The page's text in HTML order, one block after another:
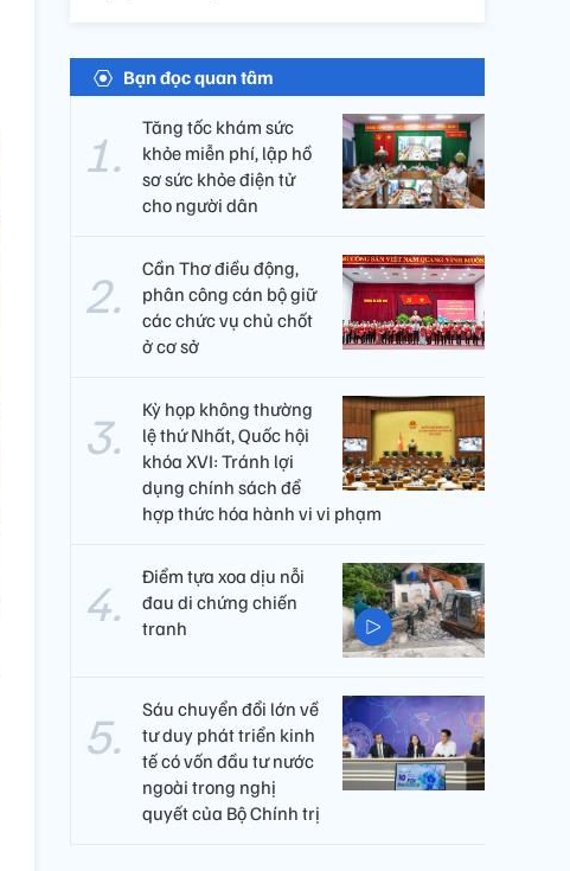
Bạn đọc quan tâm
Tăng tốc khám sức
khỏe miễn phí, lập hồ
sơ sức khỏe điện tử
cho người dân
Cần Thơ điều động,
phân công cán bộ giữ
các chức vụ chủ chốt
ở cơ sở
Kỳ họp không thường
lệ thứ Nhất, Quốc hội
khóa XVI: Tránh lợi
dụng chính sách để
hợp thức hóa hành vi vi phạm
Điểm tựa xoa dịu nỗi
đau di chứng chiến
tranh
Sáu chuyển đổi lớn về
tư duy phát triển kinh
tế có vốn đầu tư nước
ngoài trong nghị
quyết của Bộ Chính trị